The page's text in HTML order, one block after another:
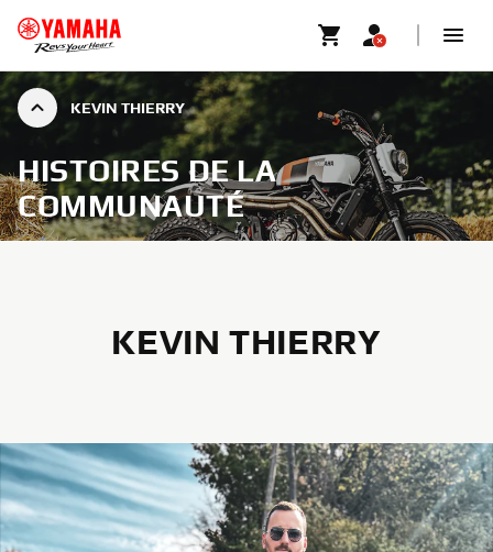
KEVIN THIERRY
HISTOIRES DE LA
COMMUNAUTÉ
KEVIN THIERRY